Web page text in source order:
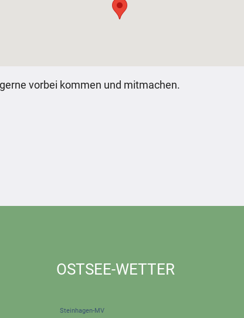
vorbei kommen und mitmachen.
OSTSEE-WETTER
Steinhagen-MV